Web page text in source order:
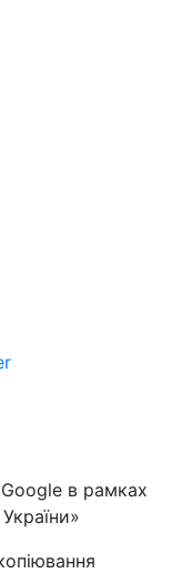
Google в рамках